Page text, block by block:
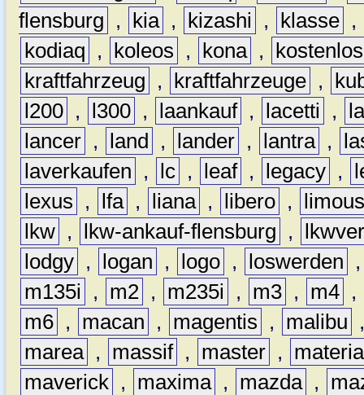
flensburg
, kia , kizashi , klasse ,
kodiaq
, koleos , kona ,
kostenlos
kraftfahrzeug
, kraftfahrzeuge ,
l200 , l300 , laankauf , lacetti ,
lancer , land , lander , lantra ,
laverkaufen
, lc , leaf , legacy ,
lexus
, lfa , liana , libero ,
lkw , lkw-ankauf-flensburg ,
lodgy , logan , logo , loswerden
m135i
, m2 , m235i , m3 , m4 ,
m6 , macan , magentis , malibu
marea , massif , master ,
materia
maverick , maxima , mazda ,